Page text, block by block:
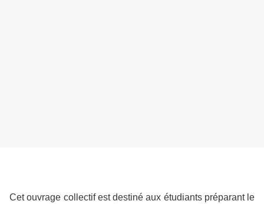
Cet ouvrage collectif est destiné aux étudiants préparant le